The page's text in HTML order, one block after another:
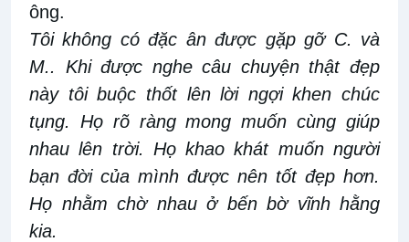
ông.
Tôi không có đặc ân được gặp gỡ C. và
M.. Khi được nghe câu chuyện thật đẹp
này tôi buộc thốt lên lời ngợi khen chúc
tụng. Họ rõ ràng mong muốn cùng giúp
nhau lên trời. Họ khao khát muốn người
bạn đời của mình được nên tốt đẹp hơn.
Họ nhằm chờ nhau ở bến bờ vĩnh hằng
kia.